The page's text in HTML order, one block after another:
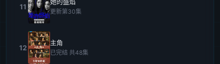
11
她的盛焰
更新第30集
12
主角
已完结 共48集